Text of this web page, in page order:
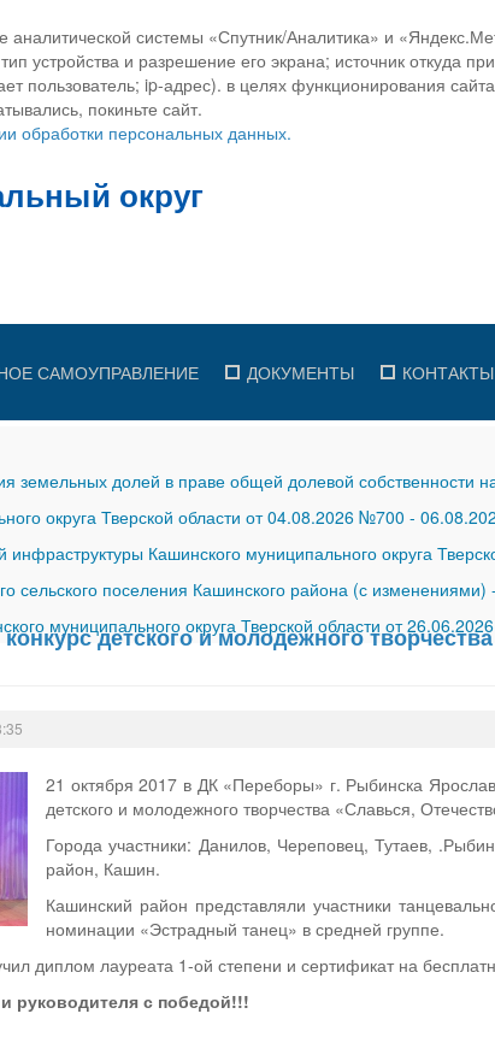
системы «Спутник/Аналитика» и
устройства и разрешение его экрана; источник откуда
пользователь; ip-адрес). в целях функционирования
покиньте сайт.
обработки персональных данных.
САМОУПРАВЛЕНИЕ ДОКУМЕНТЫ КОНТАКТЫ
долей в праве общей долевой собственности
округа Тверской области от 04.08.2026 №700 -
Кашинского муниципального округа
сельского поселения Кашинского района (с изменениями) -
муниципального округа Тверской области от
детского и молодежного
21 октября 2017 в ДК «Переборы» г. Рыбинска
детского и молодежного творчества «Славься,
Города участники: Данилов, Череповец, Тутаев,
район, Кашин.
Кашинский район представляли участники
номинации «Эстрадный танец» в средней группе.
диплом лауреата 1-ой степени и сертификат на
руководителя с победой!!!